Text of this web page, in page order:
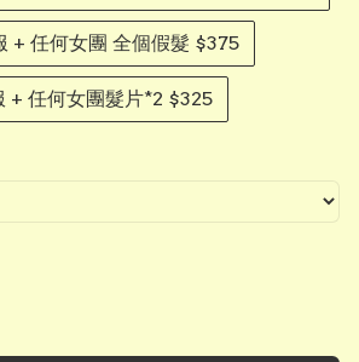
+ 任何女團 全個假髮 $375
+ 任何女團髮片*2 $325